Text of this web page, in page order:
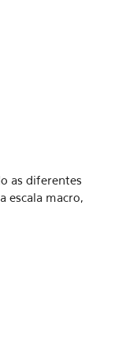
as diferentes
escala macro,